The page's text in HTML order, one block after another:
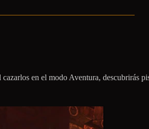
en el modo Aventura, descubrirás